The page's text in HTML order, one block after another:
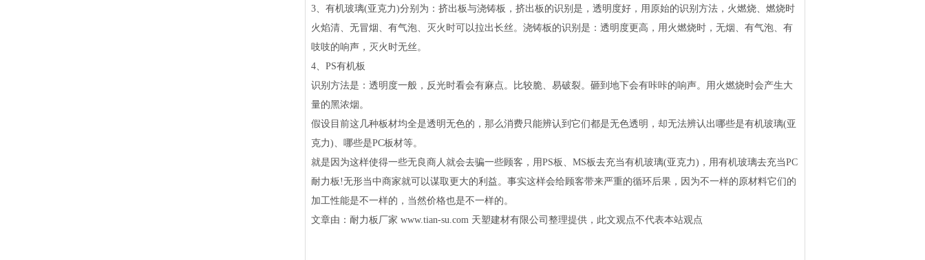
3、有机玻璃(亚克力)分别为：挤出板与浇铸板，挤出板的识别是，透明度好，用原始的识别方法，火燃烧、燃烧时
火焰清、无冒烟、有气泡、灭火时可以拉出长丝。浇铸板的识别是：透明度更高，用火燃烧时，无烟、有气泡、有
吱吱的响声，灭火时无丝。
4、PS有机板
识别方法是：透明度一般，反光时看会有麻点。比较脆、易破裂。砸到地下会有咔咔的响声。用火燃烧时会产生大
量的黑浓烟。
假设目前这几种板材均全是透明无色的，那么消费只能辨认到它们都是无色透明，却无法辨认出哪些是有机玻璃(亚
克力)、哪些是PC板材等。
就是因为这样使得一些无良商人就会去骗一些顾客，用PS板、MS板去充当有机玻璃(亚克力)，用有机玻璃去充当PC
耐力板!无形当中商家就可以谋取更大的利益。事实这样会给顾客带来严重的循环后果，因为不一样的原材料它们的
加工性能是不一样的，当然价格也是不一样的。
文章由：耐力板厂家 www.tian-su.com 天塑建材有限公司整理提供，此文观点不代表本站观点